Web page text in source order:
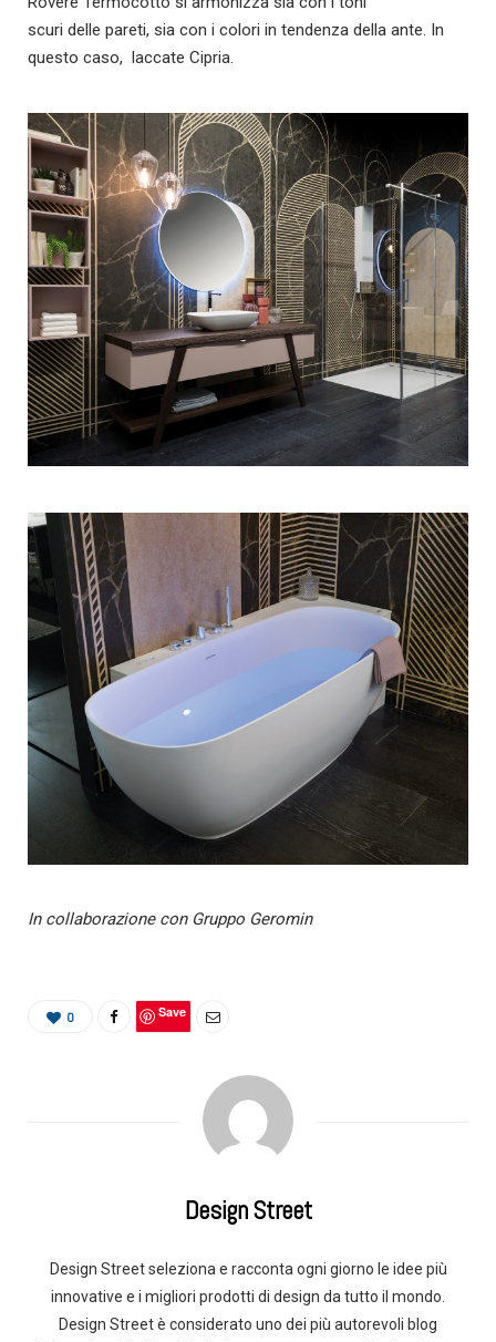
scuri delle pareti, sia con i colori in tendenza della ante. In
questo caso,
laccate Cipria.
In collaborazione con Gruppo Geromin
0 Save
Design Street
Design Street seleziona e racconta ogni giorno le idee più
innovative e i migliori prodotti di design da tutto il mondo.
Design Street è considerato uno dei più autorevoli blog